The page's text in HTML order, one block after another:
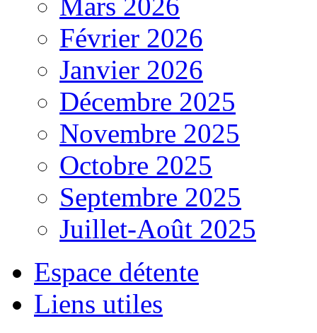
Mars 2026
Février 2026
Janvier 2026
Décembre 2025
Novembre 2025
Octobre 2025
Septembre 2025
Juillet-Août 2025
Espace détente
Liens utiles